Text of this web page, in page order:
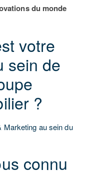
du monde
votre
sein de
?
au sein du
connu